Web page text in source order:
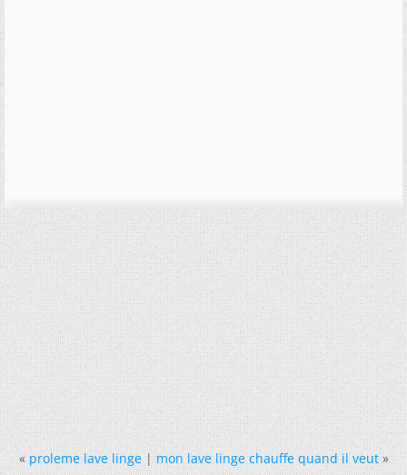
« proleme lave linge|mon lave linge chauffe quand il veut »